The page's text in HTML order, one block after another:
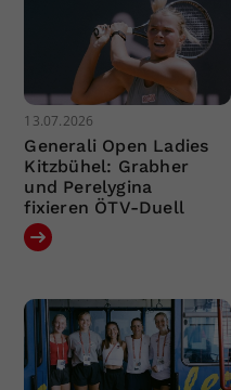
13.07.2026
Generali Open Ladies
Kitzbühel: Grabher
und Perelygina
fixieren ÖTV-Duell